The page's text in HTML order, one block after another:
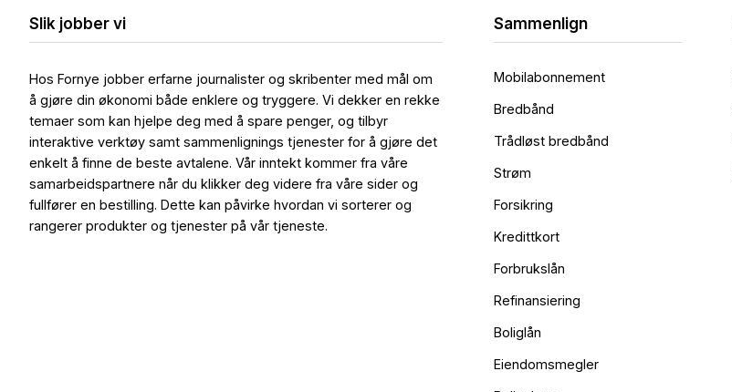
Slik jobber vi
Hos Fornye jobber erfarne journalister og skribenter med mål om
å gjøre din økonomi både enklere og tryggere. Vi dekker en rekke
temaer som kan hjelpe deg med å spare penger, og tilbyr
interaktive verktøy samt sammenlignings tjenester for å gjøre det
enkelt å finne de beste avtalene. Vår inntekt kommer fra våre
samarbeidspartnere når du klikker deg videre fra våre sider og
fullfører en bestilling. Dette kan påvirke hvordan vi sorterer og
rangerer produkter og tjenester på vår tjeneste.
Sammenlign
Mobilabonnement
Bredbånd
Trådløst bredbånd
Strøm
Forsikring
Kredittkort
Forbrukslån
Refinansiering
Boliglån
Eiendomsmegler